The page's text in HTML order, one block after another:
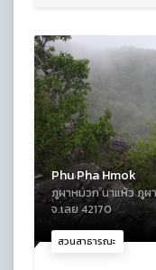
สวนสาธารณะ
Phu Pha Hmok
ภูผาหมวก นาแห้ว ภูผ
จ.เลย 42170